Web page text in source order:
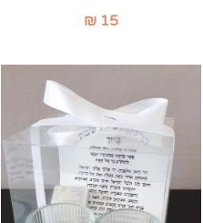
₪ 15